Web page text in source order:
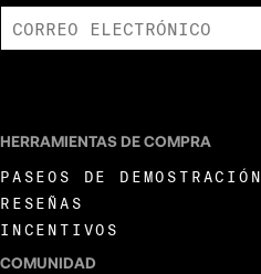
HERRAMIENTAS DE COMPRA
PASEOS DE DEMOSTRACIÓN
RESEÑAS
INCENTIVOS
COMUNIDAD